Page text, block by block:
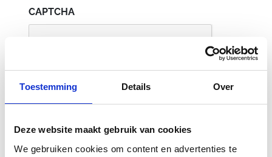
Toestemming Details Over
Deze website maakt gebruik van cookies
We gebruiken cookies om content en advertenties te
CAPTCHA